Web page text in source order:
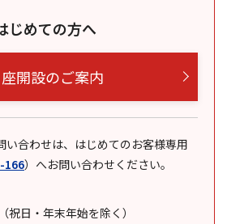
じめての方へ
開設のご案内
い合わせは、はじめてのお客様専用
166） へお問い合わせください。
日・年末年始を除く）